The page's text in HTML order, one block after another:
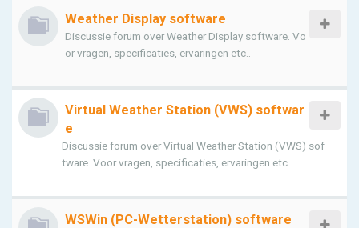
Weather Display software
Discussie forum over Weather Display software. Vo
or vragen, specificaties, ervaringen etc..
Virtual Weather Station (VWS) softwar
e
Discussie forum over Virtual Weather Station (VWS) sof
tware. Voor vragen, specificaties, ervaringen etc..
WSWin (PC-Wetterstation) software